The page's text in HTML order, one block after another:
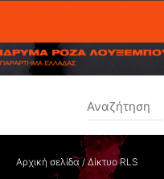
Αρχική σελίδα/ Δίκτυο RLS